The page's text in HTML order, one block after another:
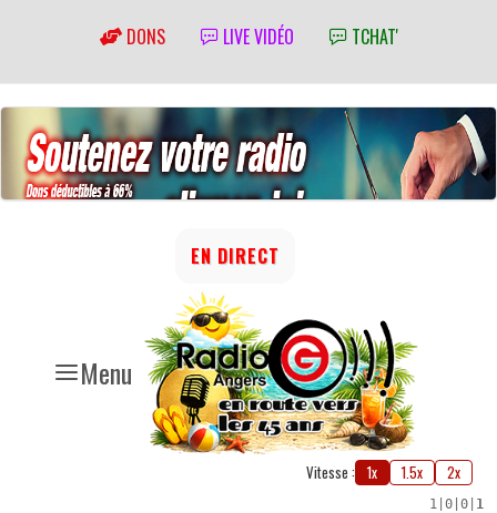
DONS LIVE VIDÉO TCHAT'
Menu
EN DIRECT
Vitesse : 1x 1.5x 2x
1 0 0 1